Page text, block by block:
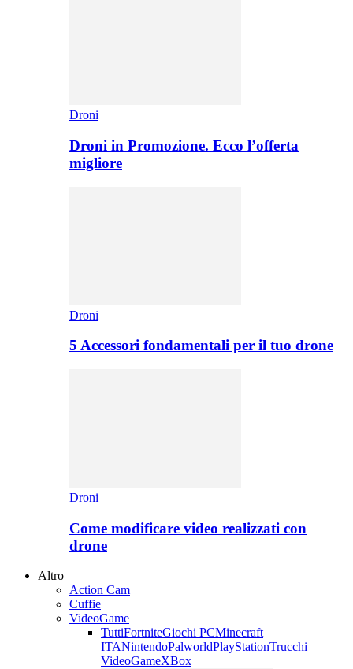
Droni
Droni in Promozione. Ecco l’offerta
migliore
Droni
5 Accessori fondamentali per il tuo drone
Droni
Come modificare video realizzati con
drone
Altro
Action Cam
Cuffie
VideoGame
TuttiFortniteGiochi PCMinecraft
ITANintendoPalworldPlayStationTrucchi
VideoGameXBox